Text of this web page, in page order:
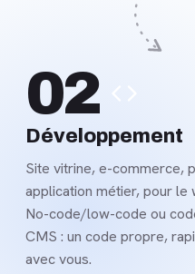
Site vitrine, e-commerce,
application métier, pour le
No-code/low-code ou
CMS : un code propre,
avec vous.
Développement
02